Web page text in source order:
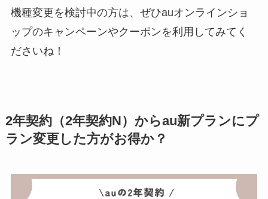
機種変更を検討中の方は、ぜひauオンラインショ
ップのキャンペーンやクーポンを利用してみてく
ださいね！
2年契約（2年契約N）からau新プランにプ
ラン変更した方がお得か？